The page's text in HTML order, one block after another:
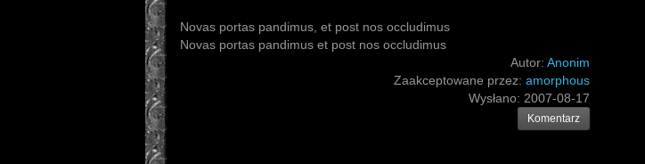
Novas portas pandimus, et post nos occludimus
Novas portas pandimus et post nos occludimus
Autor: Anonim
Zaakceptowane przez: amorphous
Wysłano: 2007-08-17
Komentarz